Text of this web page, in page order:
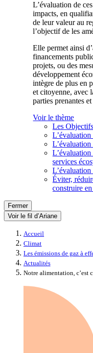
L’évaluation de
impacts, en
de leur valeur au
l’objectif de les
Elle permet ainsi
financements
projets, ou des
développement
intègre de plus en
et citoyenne, avec
parties prenantes
Voir le thème
Les
L’évaluation
services
Éviter,
construire
Fermer
Voir le fil d’Ariane
Accueil
Climat
Les émissions de gaz à
Actualités
Notre alimentation, c’est